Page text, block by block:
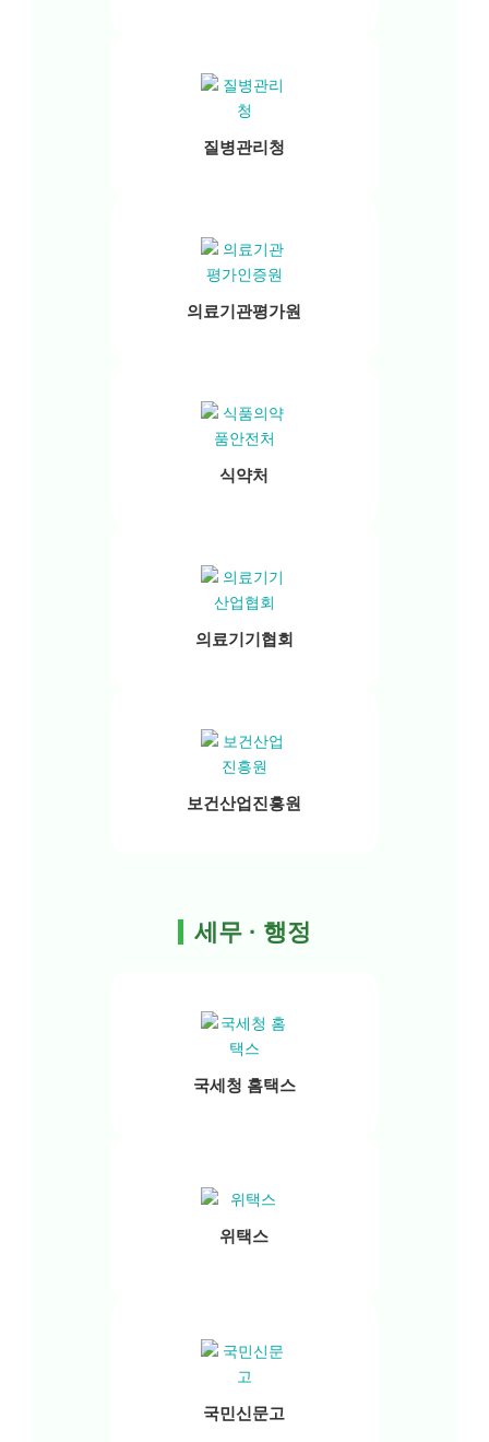
질병관리청
의료기관평가원
식약처
의료기기협회
보건산업진흥원
세무 · 행정
국세청 홈택스
위택스
국민신문고